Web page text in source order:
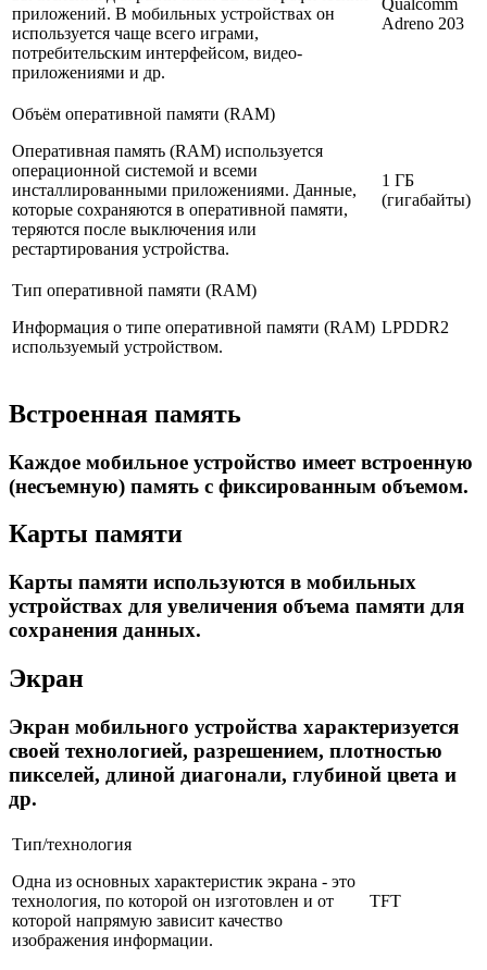
приложений. В мобильных устройствах он
используется чаще всего играми,
потребительским интерфейсом, видео-
приложениями и др.
Adreno 203
Объём оперативной памяти (RAM)
Оперативная память (RAM) используется
операционной системой и всеми
инсталлированными приложениями. Данные,
которые сохраняются в оперативной памяти,
теряются после выключения или
рестартирования устройства.
1 ГБ
(гигабайты)
Тип оперативной памяти (RAM)
Информация о типе оперативной памяти (RAM)
используемый устройством.
LPDDR2
Встроенная память
Каждое мобильное устройство имеет встроенную
(несъемную) память с фиксированным объемом.
Карты памяти
Карты памяти используются в мобильных
устройствах для увеличения объема памяти для
сохранения данных.
Экран
Экран мобильного устройства характеризуется
своей технологией, разрешением, плотностью
пикселей, длиной диагонали, глубиной цвета и
др.
Тип/технология
Одна из основных характеристик экрана - это
технология, по которой он изготовлен и от
которой напрямую зависит качество
изображения информации.
TFT